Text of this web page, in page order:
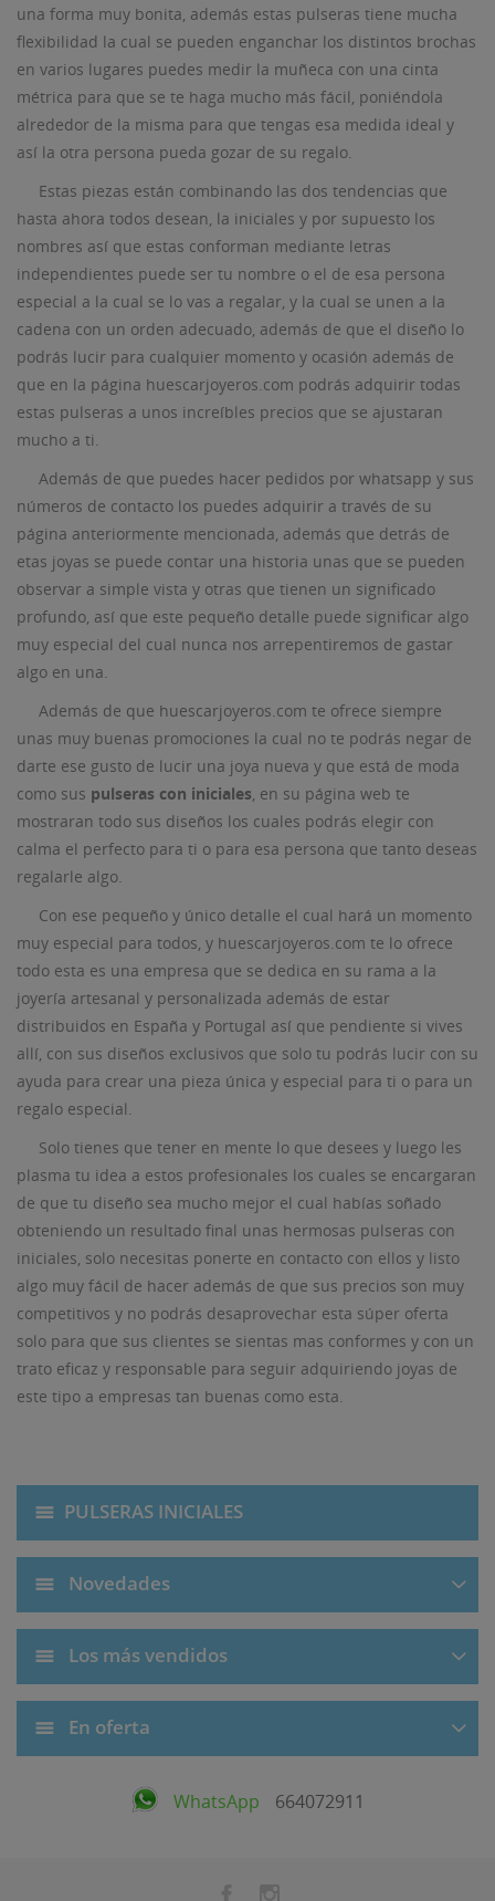
PULSERAS INICIALES
Novedades
Los más vendidos
En oferta
WhatsApp 664072911
una forma muy bonita, además estas pulseras tiene mucha
flexibilidad la cual se pueden enganchar los distintos brochas
en varios lugares puedes medir la muñeca con una cinta
métrica para que se te haga mucho más fácil, poniéndola
alrededor de la misma para que tengas esa medida ideal y
así la otra persona pueda gozar de su regalo.
Estas piezas están combinando las dos tendencias que
hasta ahora todos desean, la iniciales y por supuesto los
nombres así que estas conforman mediante letras
independientes puede ser tu nombre o el de esa persona
especial a la cual se lo vas a regalar, y la cual se unen a la
cadena con un orden adecuado, además de que el diseño lo
podrás lucir para cualquier momento y ocasión además de
que en la página huescarjoyeros.com podrás adquirir todas
estas pulseras a unos increíbles precios que se ajustaran
mucho a ti.
Además de que puedes hacer pedidos por whatsapp y sus
números de contacto los puedes adquirir a través de su
página anteriormente mencionada, además que detrás de
etas joyas se puede contar una historia unas que se pueden
observar a simple vista y otras que tienen un significado
profundo, así que este pequeño detalle puede significar algo
muy especial del cual nunca nos arrepentiremos de gastar
algo en una.
Además de que huescarjoyeros.com te ofrece siempre
unas muy buenas promociones la cual no te podrás negar de
darte ese gusto de lucir una joya nueva y que está de moda
como sus pulseras con iniciales, en su página web te
mostraran todo sus diseños los cuales podrás elegir con
calma el perfecto para ti o para esa persona que tanto deseas
regalarle algo.
Con ese pequeño y único detalle el cual hará un momento
muy especial para todos, y huescarjoyeros.com te lo ofrece
todo esta es una empresa que se dedica en su rama a la
joyería artesanal y personalizada además de estar
distribuidos en España y Portugal así que pendiente si vives
allí, con sus diseños exclusivos que solo tu podrás lucir con su
ayuda para crear una pieza única y especial para ti o para un
regalo especial.
Solo tienes que tener en mente lo que desees y luego les
plasma tu idea a estos profesionales los cuales se encargaran
de que tu diseño sea mucho mejor el cual habías soñado
obteniendo un resultado final unas hermosas pulseras con
iniciales, solo necesitas ponerte en contacto con ellos y listo
algo muy fácil de hacer además de que sus precios son muy
competitivos y no podrás desaprovechar esta súper oferta
solo para que sus clientes se sientas mas conformes y con un
trato eficaz y responsable para seguir adquiriendo joyas de
este tipo a empresas tan buenas como esta.